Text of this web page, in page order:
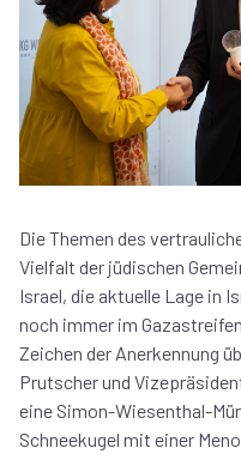
Die Themen des
Vielfalt der jüdischen
Israel, die aktuelle Lage in
noch immer im
Zeichen der Anerkennung
Prutscher und
eine Simon-Wiesenthal-
Schneekugel mit einer